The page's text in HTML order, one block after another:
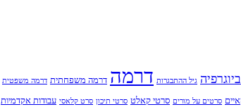
ביוגרפיה גיל ההתבגרות דרמה דרמה משפחתית דרמה משפטית
סרטים על מורים סרטי קאלט סרטי תיכון סרט קלאסי עבודות אקדמיות